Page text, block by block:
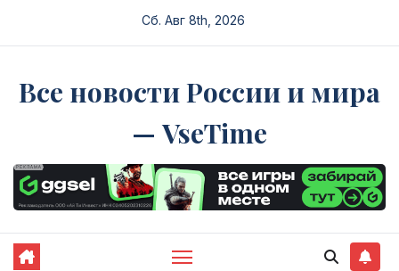
Сб. Авг 8th, 2026
Все новости России и мира
— VseTime